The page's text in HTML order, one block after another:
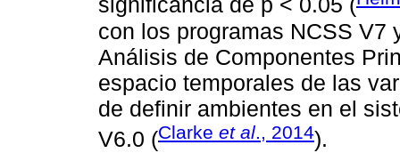
significancia de p < 0.05 (
con los programas NCSS V7
Análisis de Componentes
espacio temporales de las
de definir ambientes en el
V6.0 (Clarke et al., 2014).